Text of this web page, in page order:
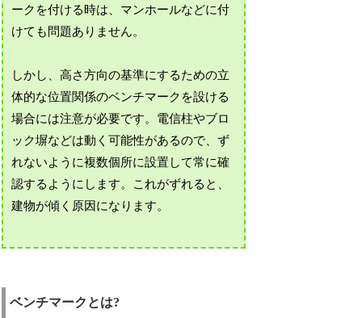
ークを付ける時は、マンホールなどに付
けても問題ありません。
しかし、高さ方向の基準にするための立
体的な位置関係のベンチマークを設ける
場合には注意が必要です。電信柱やブロ
ック塀などは動く可能性があるので、ず
れないように複数個所に設置して常に確
認するようにします。これがずれると、
建物が傾く原因になります。
ベンチマークとは?